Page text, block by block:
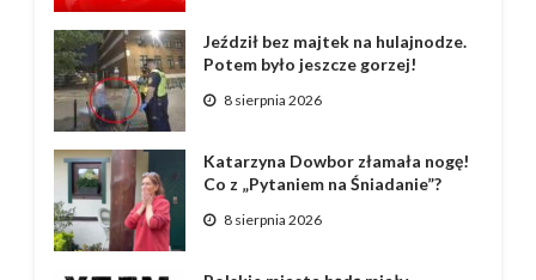
Jeździł bez majtek na hulajnodze.
Potem było jeszcze gorzej!
8 sierpnia 2026
Katarzyna Dowbor złamała nogę!
Co z „Pytaniem na Śniadanie”?
8 sierpnia 2026